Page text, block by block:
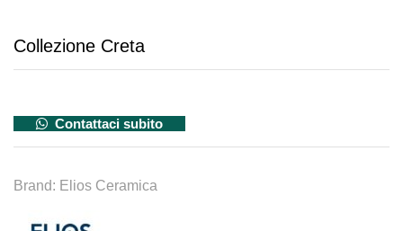
Collezione Creta
Contattaci subito
Brand: Elios Ceramica